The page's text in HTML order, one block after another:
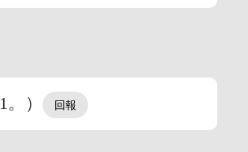
。）